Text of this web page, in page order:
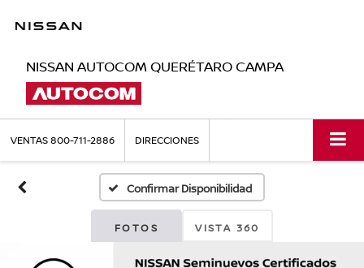
NISSAN AUTOCOM QUERÉTARO CAMPA
VENTAS800-711-2886 DIRECCIONES
Confirmar Disponibilidad
FOTOS VISTA 360